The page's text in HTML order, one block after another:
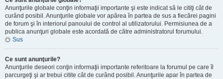
Anunţurile globale conţin informaţii importante şi este indicat să le citiţi cât de
curând posibil. Anunţurile globale vor apărea în partea de sus a fiecărei pagini
de forum şi în interiorul panoului de control al utilizatorului. Permisiunea de a
publica anunţuri globale este acordată de către administratorul forumului.
Sus
Ce sunt anunţurile?
Anunţurile deseori conţin informaţii importante referitoare la forumul pe care îl
parcurgeţi şi ar trebui citite cât de curând posibil. Anunţurile apar în partea de